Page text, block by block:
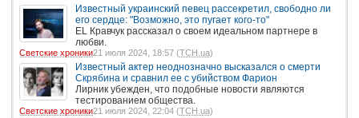
Известный украинский певец рассекретил, свободно ли
его сердце: "Возможно, это пугает кого-то"
EL Кравчук рассказал о своем идеальном партнере в
любви.
Светские хроники21 июля 2024, 18:57 (ТСН.ua)
Известный актер неоднозначно высказался о смерти
Скрябина и сравнил ее с убийством Фарион
Лирник убежден, что подобные новости являются
тестированием общества.
Светские хроники21 июля 2024, 22:04 (ТСН.ua)